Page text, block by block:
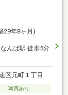
29年8ヶ月)
んば駅 徒歩5分
区元町１丁目
写真あり